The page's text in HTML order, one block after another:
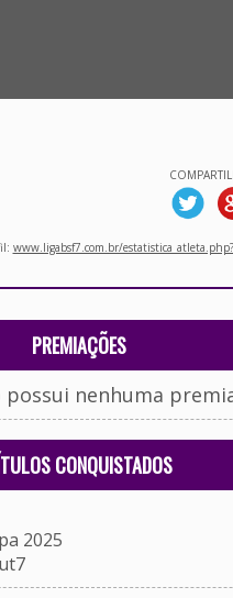
www.ligabsf7.com.br/
PREMIAÇÕES
nenhuma
CONQUISTADOS
2025